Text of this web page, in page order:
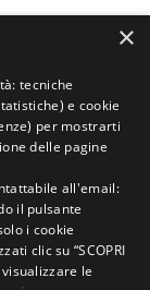
×
tecniche
e cookie
per mostrarti
delle pagine
all'email:
il pulsante
i cookie
clic su “SCOPRI
le